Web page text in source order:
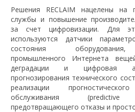
Решения RECLAIM нацелены на
службы и повышение
за счет цифровизации. Для
используются датчики
состояния
промышленного Интернета
деградации и цифровая
прогнозирования технического
реализации
обслуживания (predictive
предотвращающего отказы и